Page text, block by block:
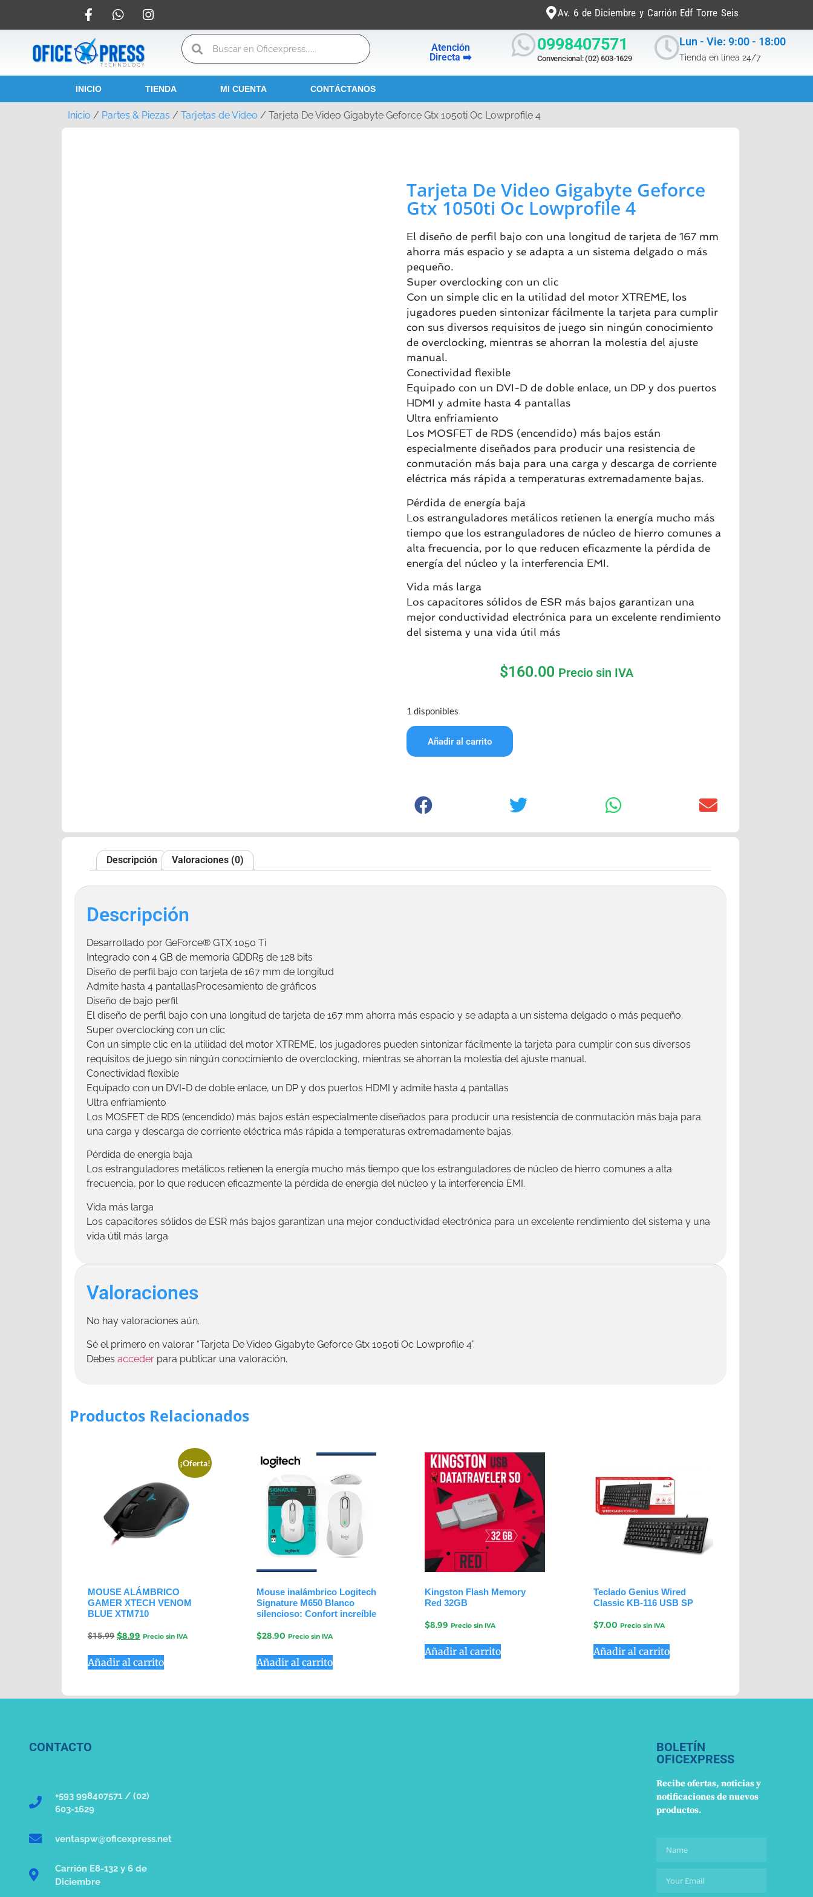
Av. 6 de Diciembre y Carrión Edf Torre Seis
Atención
Directa ➡️
0998407571
Convencional: (02) 603-1629
Lun - Vie: 9:00 - 18:00
Tienda en línea 24/7
INICIO TIENDA MI CUENTA CONTÁCTANOS
Inicio / Partes & Piezas / Tarjetas de Video / Tarjeta De Video Gigabyte Geforce Gtx 1050ti Oc Lowprofile 4
Tarjeta De Video Gigabyte Geforce
Gtx 1050ti Oc Lowprofile 4
El diseño de perfil bajo con una longitud de tarjeta de 167 mm
ahorra más espacio y se adapta a un sistema delgado o más
pequeño.
Super overclocking con un clic
Con un simple clic en la utilidad del motor XTREME, los
jugadores pueden sintonizar fácilmente la tarjeta para cumplir
con sus diversos requisitos de juego sin ningún conocimiento
de overclocking, mientras se ahorran la molestia del ajuste
manual.
Conectividad flexible
Equipado con un DVI-D de doble enlace, un DP y dos puertos
HDMI y admite hasta 4 pantallas
Ultra enfriamiento
Los MOSFET de RDS (encendido) más bajos están
especialmente diseñados para producir una resistencia de
conmutación más baja para una carga y descarga de corriente
eléctrica más rápida a temperaturas extremadamente bajas.
Pérdida de energía baja
Los estranguladores metálicos retienen la energía mucho más
tiempo que los estranguladores de núcleo de hierro comunes a
alta frecuencia, por lo que reducen eficazmente la pérdida de
energía del núcleo y la interferencia EMI.
Vida más larga
Los capacitores sólidos de ESR más bajos garantizan una
mejor conductividad electrónica para un excelente rendimiento
del sistema y una vida útil más
$160.00 Precio sin IVA
1 disponibles
Añadir al carrito
Descripción Valoraciones (0)
Descripción
Desarrollado por GeForce® GTX 1050 Ti
Integrado con 4 GB de memoria GDDR5 de 128 bits
Diseño de perfil bajo con tarjeta de 167 mm de longitud
Admite hasta 4 pantallasProcesamiento de gráficos
Diseño de bajo perfil
El diseño de perfil bajo con una longitud de tarjeta de 167 mm ahorra más espacio y se adapta a un sistema delgado o más pequeño.
Super overclocking con un clic
Con un simple clic en la utilidad del motor XTREME, los jugadores pueden sintonizar fácilmente la tarjeta para cumplir con sus diversos
requisitos de juego sin ningún conocimiento de overclocking, mientras se ahorran la molestia del ajuste manual.
Conectividad flexible
Equipado con un DVI-D de doble enlace, un DP y dos puertos HDMI y admite hasta 4 pantallas
Ultra enfriamiento
Los MOSFET de RDS (encendido) más bajos están especialmente diseñados para producir una resistencia de conmutación más baja para
una carga y descarga de corriente eléctrica más rápida a temperaturas extremadamente bajas.
Pérdida de energía baja
Los estranguladores metálicos retienen la energía mucho más tiempo que los estranguladores de núcleo de hierro comunes a alta
frecuencia, por lo que reducen eficazmente la pérdida de energía del núcleo y la interferencia EMI.
Vida más larga
Los capacitores sólidos de ESR más bajos garantizan una mejor conductividad electrónica para un excelente rendimiento del sistema y una
vida útil más larga
Valoraciones
No hay valoraciones aún.
Sé el primero en valorar “Tarjeta De Video Gigabyte Geforce Gtx 1050ti Oc Lowprofile 4”
Debes acceder para publicar una valoración.
Productos Relacionados
¡Oferta!
MOUSE ALÁMBRICO
GAMER XTECH VENOM
BLUE XTM710
$15.99 $8.99 Precio sin IVA
Añadir al carrito
Mouse inalámbrico Logitech
Signature M650 Blanco
silencioso: Confort increíble
$28.90 Precio sin IVA
Añadir al carrito
Kingston Flash Memory
Red 32GB
$8.99 Precio sin IVA
Añadir al carrito
Teclado Genius Wired
Classic KB-116 USB SP
$7.00 Precio sin IVA
Añadir al carrito
CONTACTO
+593 998407571 / (02)
603-1629
ventaspw@oficexpress.net
Carrión E8-132 y 6 de
Diciembre
BOLETÍN
OFICEXPRESS
Recibe ofertas, noticias y
notificaciones de nuevos
productos.